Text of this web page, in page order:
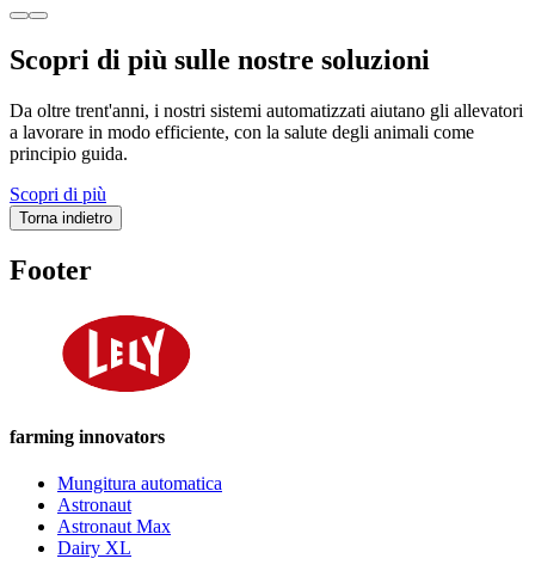
Scopri di più sulle nostre soluzioni
Da oltre trent'anni, i nostri sistemi automatizzati aiutano gli allevatori
a lavorare in modo efficiente, con la salute degli animali come
principio guida.
Scopri di più
Torna indietro
Footer
farming innovators
Mungitura automatica
Astronaut
Astronaut Max
Dairy XL